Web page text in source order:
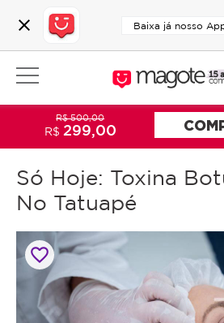
close Baixa já nosso
Só Hoje: Toxina
No Tatuapé
favorite_border
R$ 500,00
R$ 299,00